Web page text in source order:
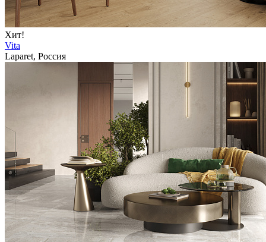
Хит!
Vita
Laparet, Россия